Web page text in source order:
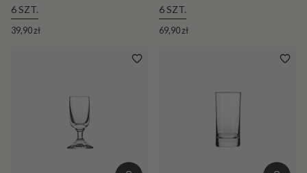
6 SZT.
39,90 zł
6 SZT.
69,90 zł